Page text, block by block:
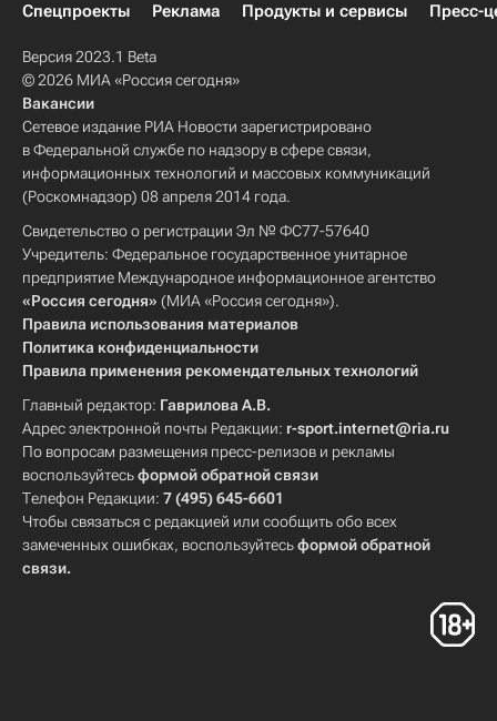
Спецпроекты
Реклама Продукты и сервисы Пресс-
Версия 2023.1 Beta
© 2026 МИА «Россия сегодня»
Вакансии
Сетевое издание РИА Новости зарегистрировано
в Федеральной службе по надзору в сфере связи,
информационных технологий и массовых коммуникаций
(Роскомнадзор) 08 апреля 2014 года.
Свидетельство о регистрации Эл № ФС77-57640
Учредитель: Федеральное государственное унитарное
предприятие Международное информационное агентство
«Россия сегодня» (МИА «Россия сегодня»).
Правила использования материалов
Политика конфиденциальности
Правила применения рекомендательных технологий
Главный редактор: Гаврилова А.В.
Адрес электронной почты Редакции: r-sport.internet@ria.ru
По вопросам размещения пресс-релизов и рекламы
воспользуйтесьформой обратной связи
Телефон Редакции: 7 (495) 645-6601
Чтобы связаться с редакцией или сообщить обо всех
замеченных ошибках, воспользуйтесьформой обратной
связи.